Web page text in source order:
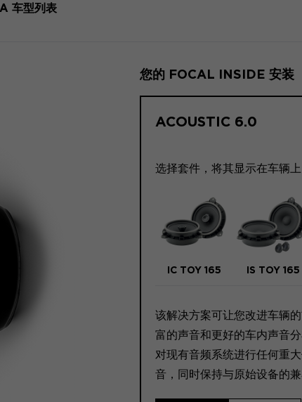
车型列表
您的 FOCAL INSIDE 安装
ACOUSTIC 6.0
选择套件，将其显示在车辆上
IC TOY 165 IS TOY 165
该解决方案可让您改进车辆
富的声音和更好的车内声音
对现有音频系统进行任何重
音，同时保持与原始设备的兼